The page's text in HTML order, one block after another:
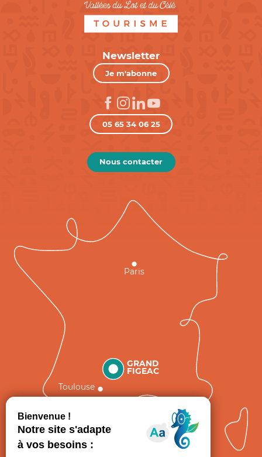
Newsletter
Je m'abonne
05 65 34 06 25
Nous contacter
GRAND
FIGEAC
Toulouse
Paris